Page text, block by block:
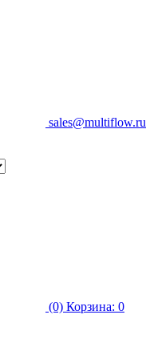
sales@multiflow.ru
(0) Корзина: 0